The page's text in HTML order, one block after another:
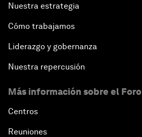
Nuestra estrategia
Cómo trabajamos
Liderazgo y gobernanza
Nuestra repercusión
Más información sobre el Foro
Centros
Reuniones